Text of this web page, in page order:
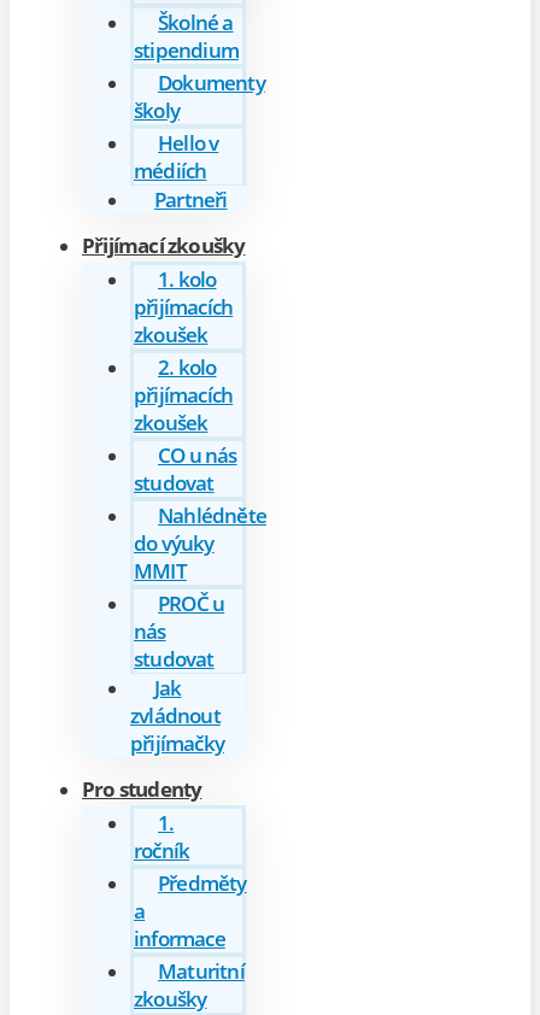
Školné a
stipendium
Dokumenty
školy
Hello v
médiích
Partneři
Přijímací zkoušky
1. kolo
přijímacích
zkoušek
2. kolo
přijímacích
zkoušek
CO u nás
studovat
Nahlédněte
do výuky
MMIT
PROČ u
nás
studovat
Jak
zvládnout
přijímačky
Pro studenty
1.
ročník
Předměty
a
informace
Maturitní
zkoušky